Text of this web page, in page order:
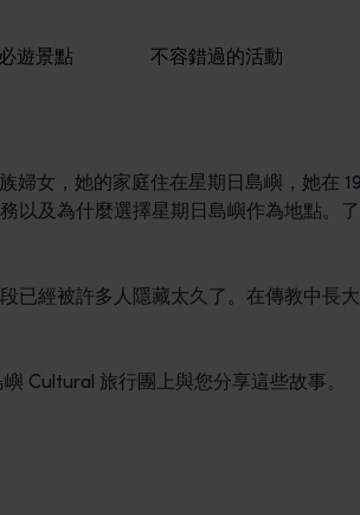
必遊景點 不容錯過的活動
婦女，她的家庭住在星期日島嶼，她在
以及為什麼選擇星期日島嶼作為地點。
已經被許多人隱藏太久了。在傳教中長
Cultural 旅行團上與您分享這些故事。